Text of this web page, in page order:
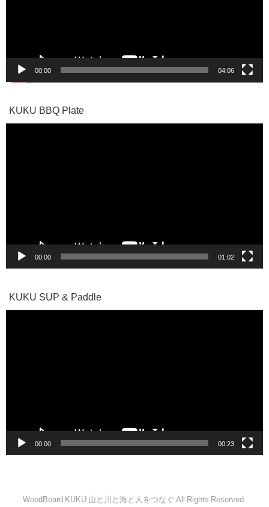
00:00 04:06
KUKU BBQ Plate
00:00 01:02
KUKU SUP & Paddle
00:00 00:23
WoodBoard KUKU 山と川と海と人をつなぐ All Rights Reserved.